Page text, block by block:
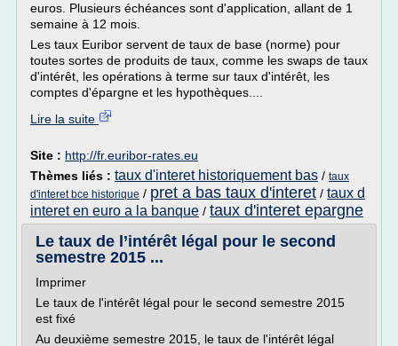
euros. Plusieurs échéances sont d'application, allant de 1
semaine à 12 mois.
Les taux Euribor servent de taux de base (norme) pour
toutes sortes de produits de taux, comme les swaps de taux
d'intérêt, les opérations à terme sur taux d'intérêt, les
comptes d'épargne et les hypothèques....
Lire la suite
Site : http://fr.euribor-rates.eu
Thèmes liés : taux d'interet historiquement bas / taux
d'interet bce historique / pret a bas taux d'interet / taux d
interet en euro a la banque / taux d'interet epargne
Le taux de l’intérêt légal pour le second
semestre 2015 ...
Imprimer
Le taux de l'intérêt légal pour le second semestre 2015
est fixé
Au deuxième semestre 2015, le taux de l'intérêt légal